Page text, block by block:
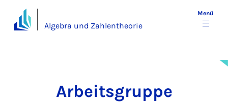
Algebra und Zahlentheorie
Menü
Arbeitsgruppe